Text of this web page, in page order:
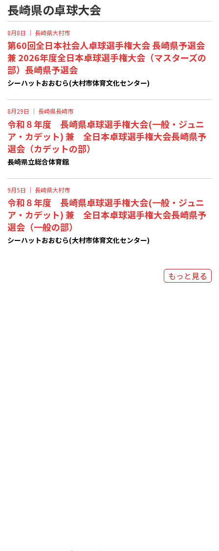
長崎県の卓球大会
8月8日 ｜ 長崎県大村市
第60回全日本社会人卓球選手権大会 長崎県予選会
兼 2026年度全日本卓球選手権大会（マスターズの
部）長崎県予選会
シーハットおおむら(大村市体育文化センター)
8月29日 ｜ 長崎県長崎市
令和８年度 長崎県卓球選手権大会(一般・ジュニ
ア・カデット) 兼 全日本卓球選手権大会長崎県予
選会（カデットの部）
長崎県立総合体育館
9月5日 ｜ 長崎県大村市
令和８年度 長崎県卓球選手権大会(一般・ジュニ
ア・カデット) 兼 全日本卓球選手権大会長崎県予
選会（一般の部）
シーハットおおむら(大村市体育文化センター)
もっと見る